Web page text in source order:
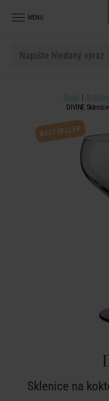
MENU
Domů
DIVINE
BESTSELLER
Sklenice na